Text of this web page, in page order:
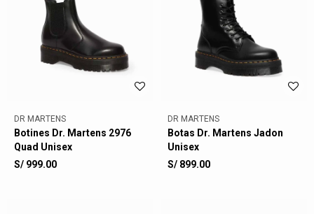
DR MARTENS
Botines Dr. Martens 2976
Quad Unisex
S/ 999.00
DR MARTENS
Botas Dr. Martens Jadon
Unisex
S/ 899.00